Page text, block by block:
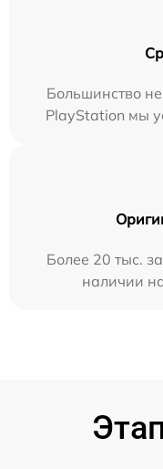
Большинство
PlayStation мы
Более 20 тыс.
наличии